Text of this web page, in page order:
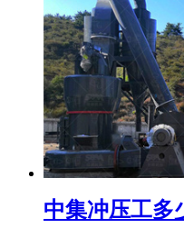
中集冲压工多